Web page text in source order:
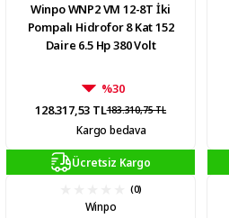
Winpo WNP2 VM 12-8T İki
Pompalı Hidrofor 8 Kat 152
Daire 6.5 Hp 380 Volt
%30
128.317,53 TL183.310,75 TL
Kargo bedava
Ücretsiz Kargo
(0)
Winpo